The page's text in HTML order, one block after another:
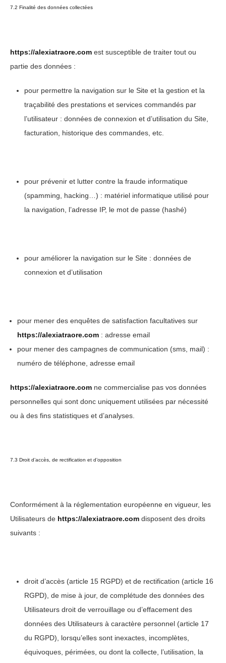
7.2 Finalité des données collectées
https://alexiatraore.com est susceptible de traiter tout ou
partie des données :
pour permettre la navigation sur le Site et la gestion et la
traçabilité des prestations et services commandés par
l’utilisateur : données de connexion et d’utilisation du Site,
facturation, historique des commandes, etc.
pour prévenir et lutter contre la fraude informatique
(spamming, hacking…) : matériel informatique utilisé pour
la navigation, l’adresse IP, le mot de passe (hashé)
pour améliorer la navigation sur le Site : données de
connexion et d’utilisation
pour mener des enquêtes de satisfaction facultatives sur
https://alexiatraore.com : adresse email
pour mener des campagnes de communication (sms, mail) :
numéro de téléphone, adresse email
https://alexiatraore.com ne commercialise pas vos données
personnelles qui sont donc uniquement utilisées par nécessité
ou à des fins statistiques et d’analyses.
7.3 Droit d’accès, de rectification et d’opposition
Conformément à la réglementation européenne en vigueur, les
Utilisateurs de https://alexiatraore.com disposent des droits
suivants :
droit d’accès (article 15 RGPD) et de rectification (article 16
RGPD), de mise à jour, de complétude des données des
Utilisateurs droit de verrouillage ou d’effacement des
données des Utilisateurs à caractère personnel (article 17
du RGPD), lorsqu’elles sont inexactes, incomplètes,
équivoques, périmées, ou dont la collecte, l’utilisation, la